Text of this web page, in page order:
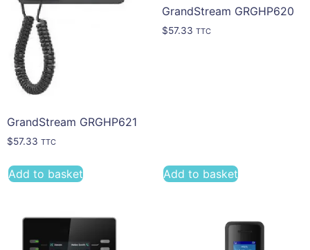
GrandStream GRGHP621
$57.33 TTC
Add to basket
GrandStream GRGHP620
$57.33 TTC
Add to basket